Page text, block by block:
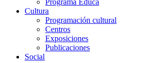
Programa Educa
Cultura
Programación cultural
Centros
Exposiciones
Publicaciones
Social